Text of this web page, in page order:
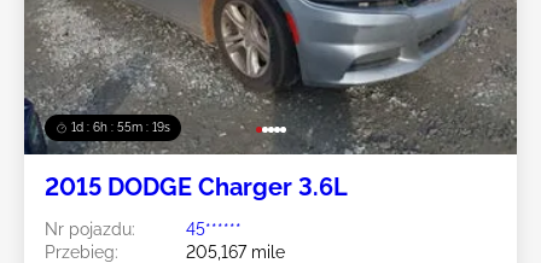
1d : 6h : 55m : 16s
2015 DODGE Charger 3.6L
Nr pojazdu:
45******
Przebieg:
205,167 mile